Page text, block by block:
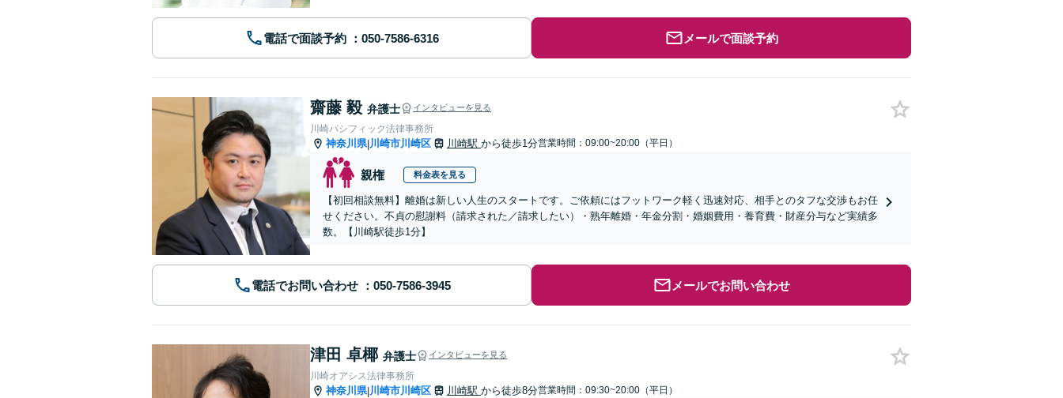
電話で面談予約 メールで面談予約
齋藤 毅 弁護士 インタビューを見る
川崎パシフィック法律事務所
神奈川県|川崎市川崎区 川崎駅 から徒歩1分営業時間：09:00~20:00（平日）
親権 料金表を見る
【初回相談無料】離婚は新しい人生のスタートです。ご依頼にはフットワーク軽く迅速対応、相手とのタフな交渉もお任
せください。不貞の慰謝料（請求された／請求したい）・熟年離婚・年金分割・婚姻費用・養育費・財産分与など実績多
数。【川崎駅徒歩1分】
電話でお問い合わせ メールでお問い合わせ
津田 卓椰 弁護士 インタビューを見る
川崎オアシス法律事務所
神奈川県|川崎市川崎区 川崎駅 から徒歩8分営業時間：09:30~20:00（平日）